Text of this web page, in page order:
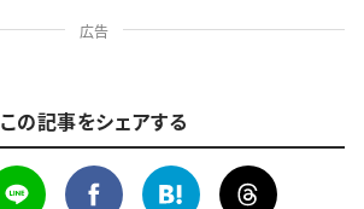
広告
この記事をシェアする